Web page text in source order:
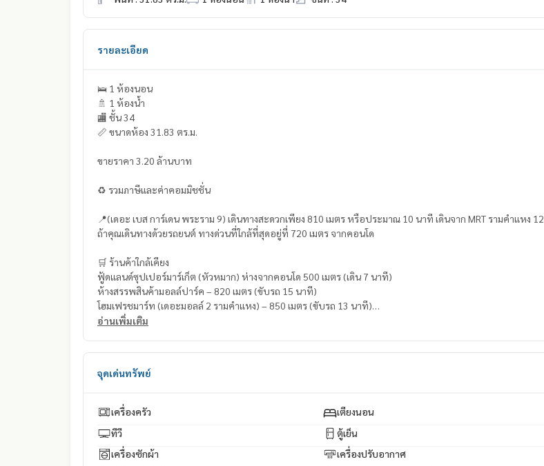
รายละเอียด
🛌 1 ห้องนอน
🚿 1 ห้องน้ำ
🏬 ชั้น 34
📏 ขนาดห้อง 31.83 ตร.ม.
ขายราคา 3.20 ล้านบาท
♻️ รวมภาษีและค่าคอมมิชชั่น
📍(เดอะ เบส การ์เดน พระราม 9) เดินทางสะดวกเพียง 810 เมตร หรือประมาณ 10 นาที เดินจาก MRT รามคำแหง 12
ถ้าคุณเดินทางด้วยรถยนต์ ทางด่วนที่ใกล้ที่สุดอยู่ที่ 720 เมตร จากคอนโด
🛒 ร้านค้าใกล้เคียง
ฟู้ดแลนด์ซุปเปอร์มาร์เก็ต (หัวหมาก) ห่างจากคอนโด 500 เมตร (เดิน 7 นาที)
ห้างสรรพสินค้ามอลล์ปาร์ค – 820 เมตร (ขับรถ 15 นาที)
โฮมเฟรชมาร์ท (เดอะมอลล์ 2 รามคำแหง) – 850 เมตร (ขับรถ 13 นาที)
ห้างสรรพสินค้าเดอะมอลล์ (รามคำแหง 2) – 850 เมตร (ขับรถ 15 นาที)
อ่านเพิ่มเติม
จุดเด่นทรัพย์
เครื่องครัว
เตียงนอน
ทีวี
ตู้เย็น
เครื่องซักผ้า
เครื่องปรับอากาศ